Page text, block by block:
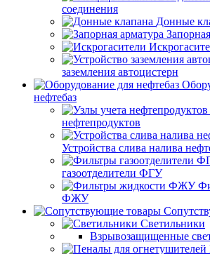
соединения
Донные
заземления автоцистерн
нефтебаз
нефтепродуктов
Устройства слива налива
газоотделители ФГУ
ФЖУ
Светильники
Взрывозащищенные